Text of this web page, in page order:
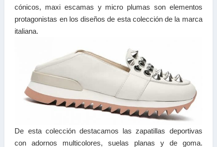
cónicos, maxi escamas y micro plumas son elementos
protagonistas en los diseños de esta colección de la marca
italiana.
De esta colección destacamos las zapatillas deportivas
con adornos multicolores, suelas planas y de goma.